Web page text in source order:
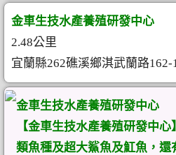
金車生技水產養殖研發中心
2.48公里
宜蘭縣262礁溪鄉淇武蘭路162-
金車生技水產養殖研發中心
【金車生技水產養殖研發中
類魚種及超大鯊魚及魟魚，還